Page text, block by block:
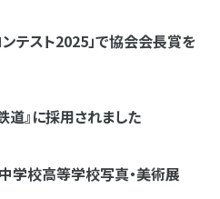
テスト2025」で協会会長賞を
』に採用されました
校高等学校写真・美術展